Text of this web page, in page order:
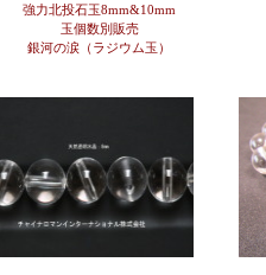
強力北投石玉8mm&10mm
玉個数別販売
銀河の涙（ラジウム玉）